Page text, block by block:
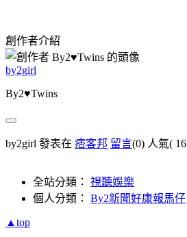
創作者介紹
by2girl
By2♥Twins
by2girl 發表在 痞客邦 留言(0) 人氣( 16
全站分類： 視聽娛樂
個人分類： By2新聞好康報馬仔
▲top